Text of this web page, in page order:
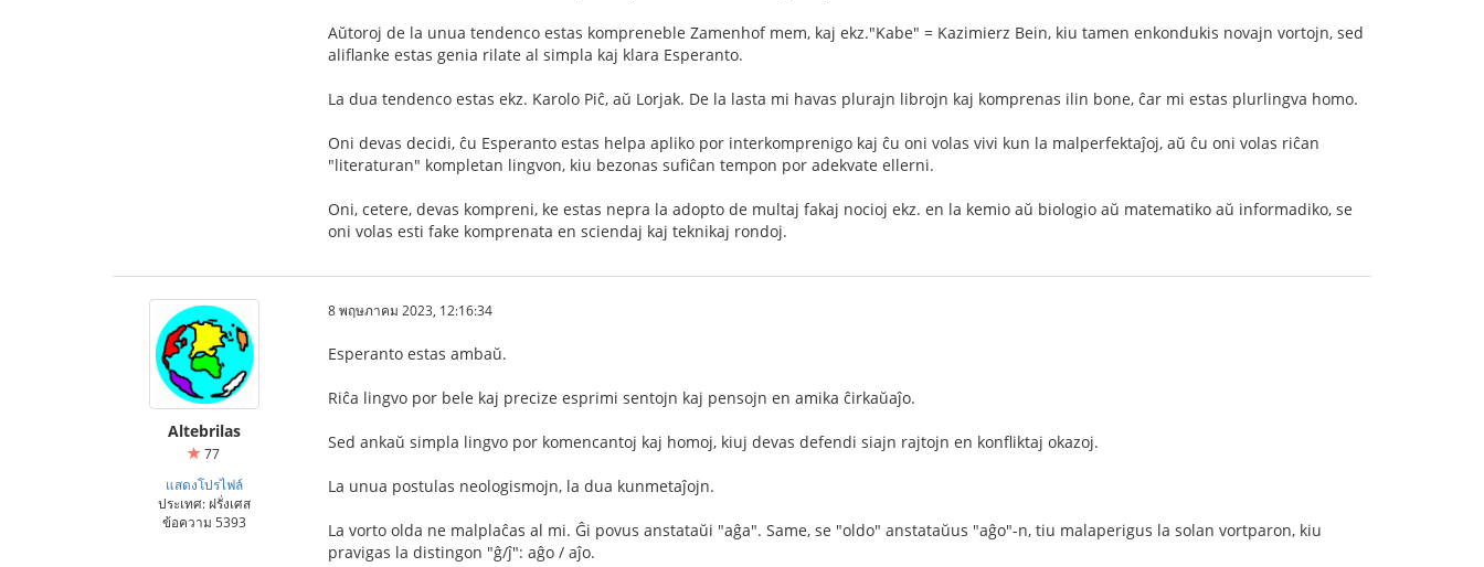
Aŭtoroj de la unua tendenco estas kompreneble Zamenhof mem, kaj ekz."Kabe" = Kazimierz Bein, kiu tamen enkondukis novajn vortojn, sed
aliflanke estas genia rilate al simpla kaj klara Esperanto.
La dua tendenco estas ekz. Karolo Piĉ, aŭ Lorjak. De la lasta mi havas plurajn librojn kaj komprenas ilin bone, ĉar mi estas plurlingva homo.
Oni devas decidi, ĉu Esperanto estas helpa apliko por interkomprenigo kaj ĉu oni volas vivi kun la malperfektaĵoj, aŭ ĉu oni volas riĉan
"literaturan" kompletan lingvon, kiu bezonas sufiĉan tempon por adekvate ellerni.
Oni, cetere, devas kompreni, ke estas nepra la adopto de multaj fakaj nocioj ekz. en la kemio aŭ biologio aŭ matematiko aŭ informadiko, se
oni volas esti fake komprenata en sciendaj kaj teknikaj rondoj.
Altebrilas
77
แสดงโปรไฟล์
ประเทศ: ฝรั่งเศส
ข้อความ 5393
8 พฤษภาคม 2023, 12:16:34
Esperanto estas ambaŭ.
Riĉa lingvo por bele kaj precize esprimi sentojn kaj pensojn en amika ĉirkaŭaĵo.
Sed ankaŭ simpla lingvo por komencantoj kaj homoj, kiuj devas defendi siajn rajtojn en konfliktaj okazoj.
La unua postulas neologismojn, la dua kunmetaĵojn.
La vorto olda ne malplaĉas al mi. Ĝi povus anstataŭi "aĝa". Same, se "oldo" anstataŭus "aĝo"-n, tiu malaperigus la solan vortparon, kiu
pravigas la distingon "ĝ/ĵ": aĝo / aĵo.